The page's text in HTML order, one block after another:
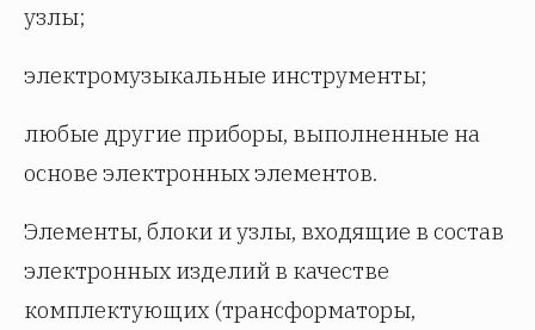
узлы;
электромузыкальные инструменты;
любые другие приборы, выполненные на
основе электронных элементов.
Элементы, блоки и узлы, входящие в состав
электронных изделий в качестве
комплектующих (трансформаторы,